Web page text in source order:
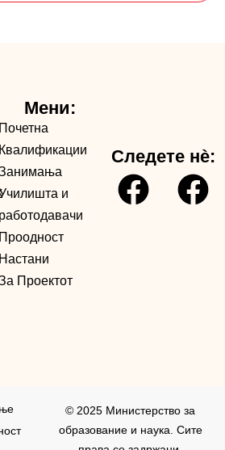
Мени:
Почетна
Квалификации
и
работодавачи
Проодност
Настани
Проектот
Следете нè:
© 2025 Министерство за
образование и наука. Сите